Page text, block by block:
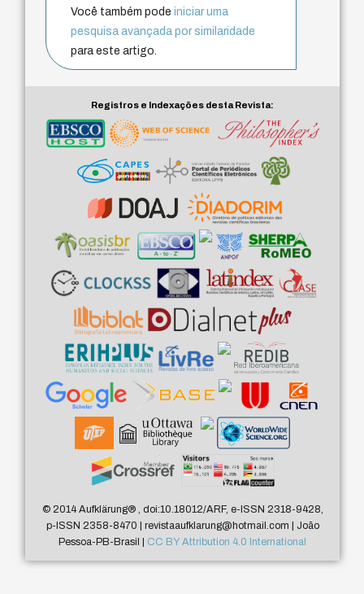
Você também podeiniciar uma
pesquisa avançada por similaridade
para este artigo.
Registros e Indexações desta Revista:
© 2014 Aufklärung®, doi:10.18012/ARF, e-ISSN 2318-9428,
p-ISSN 2358-8470 | revistaaufklarung@hotmail.com | João
Pessoa-PB-Brasil | CC BY Attribution 4.0 International